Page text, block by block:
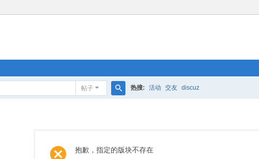
帖子 热搜: 活动 交友 discuz
抱歉，指定的版块不存在